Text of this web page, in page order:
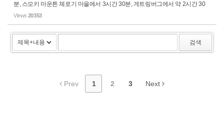
분, 스모키 마운튼 체로기 마을에서 3시간 30분, 게트링버그에서 약 2시간 30
분 정도 소요된다. 애쉬빌은 노스 캐롤라이나의 작은 도시. 빌트모나 대저택은
Views 20353
검색
Prev 1 2 3 Next